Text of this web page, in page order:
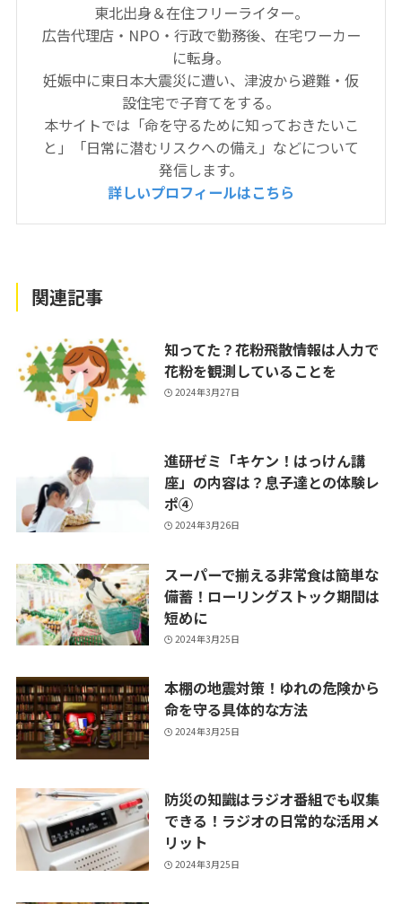
東北出身＆在住フリーライター。
広告代理店・NPO・行政で勤務後、在宅ワーカー
に転身。
妊娠中に東日本大震災に遭い、津波から避難・仮
設住宅で子育てをする。
本サイトでは「命を守るために知っておきたいこ
と」「日常に潜むリスクへの備え」などについて
発信します。
詳しいプロフィールはこちら
関連記事
知ってた？花粉飛散情報は人力で
花粉を観測していることを
2024年3月27日
進研ゼミ「キケン！はっけん講
座」の内容は？息子達との体験レ
ポ④
2024年3月26日
スーパーで揃える非常食は簡単な
備蓄！ローリングストック期間は
短めに
2024年3月25日
本棚の地震対策！ゆれの危険から
命を守る具体的な方法
2024年3月25日
防災の知識はラジオ番組でも収集
できる！ラジオの日常的な活用メ
リット
2024年3月25日